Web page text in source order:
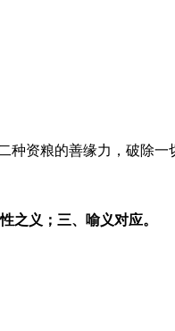
种资粮的善缘力，破除一
之义；三、喻义对应。